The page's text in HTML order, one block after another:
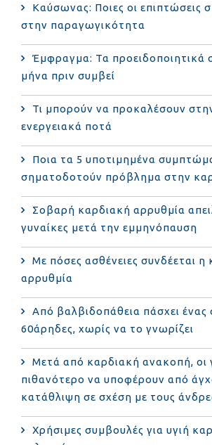
Καύσωνας: Ποιες οι επιπτώσεις
στην παραγωγικότητα
Έμφραγμα: Τα προειδοποιητικά
μήνα πριν συμβεί
Τι μπορούν να προκαλέσουν
ενεργειακά ποτά
Ποια τα 5 υποτιμημένα
σηματοδοτούν πρόβλημα στην
Σοβαρή καρδιακή αρρυθμία
γυναίκες μετά την εμμηνόπαυση
Με πόσες ασθένειες συνδέεται η
αρρυθμία
Από βαλβιδοπάθεια πάσχει ένας
60άρηδες, χωρίς να το γνωρίζει
Μετά από καρδιακή ανακοπή, οι
πιθανότερο να υποφέρουν από
κατάθλιψη σε σχέση με τους
Χρήσιμες συμβουλές για υγιή